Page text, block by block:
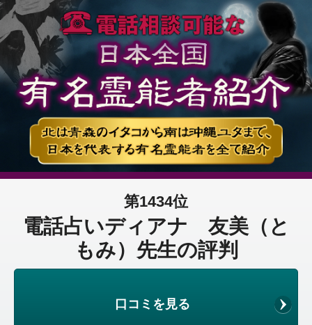
第1434位
電話占いディアナ 友美（と
もみ）先生の評判
口コミを見る